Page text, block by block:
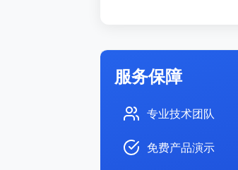
服务保障
专业技术团队
免费产品演示